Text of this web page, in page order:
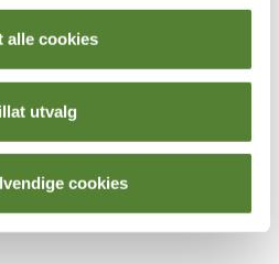
alle cookies
utvalg
cookies
FLEECEJAKKE BARN,